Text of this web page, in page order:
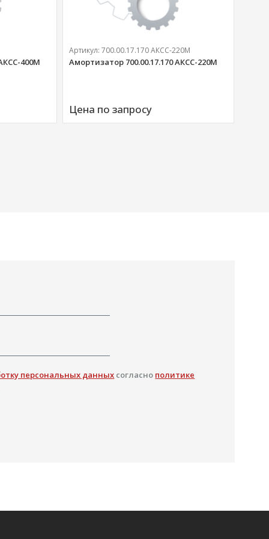
400М
Артикул:700.00.17.170 АКСС-220М
Амортизатор 700.00.17.170 АКСС-220М
Цена по запросу
персональных данных согласно политике